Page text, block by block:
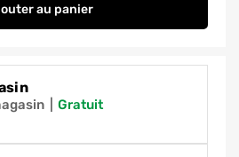
au panier
Pointeaux diamètre 7 et 8 mm
gratuit